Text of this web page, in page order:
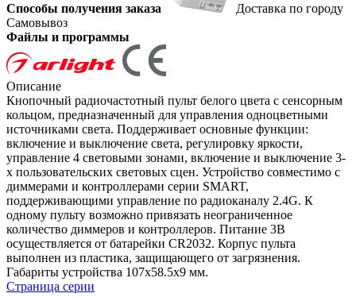
Способы получения заказа
Доставка по городу
Самовывоз
Файлы и программы
Описание
Кнопочный радиочастотный пульт белого цвета с сенсорным
кольцом, предназначенный для управления одноцветными
источниками света. Поддерживает основные функции:
включение и выключение света, регулировку яркости,
управление 4 световыми зонами, включение и выключение 3-
х пользовательских световых сцен. Устройство совместимо с
диммерами и контроллерами серии SMART,
поддерживающими управление по радиоканалу 2.4G. К
одному пульту возможно привязать неограниченное
количество диммеров и контроллеров. Питание 3В
осуществляется от батарейки CR2032. Корпус пульта
выполнен из пластика, защищающего от загрязнения.
Габариты устройства 107x58.5x9 мм.
Страница серии